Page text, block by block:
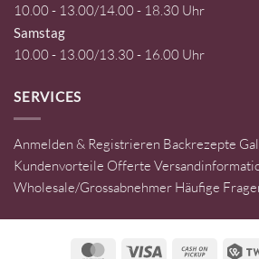
10.00 - 13.00/14.00 - 18.30 Uhr
Samstag
10.00 - 13.00/13.30 - 16.00 Uhr
SERVICES
Anmelden & Registrieren Backrezepte
Kundenvorteile Offerte
Wholesale/Grossabnehmer Häufige
MasterCardVisa Cash